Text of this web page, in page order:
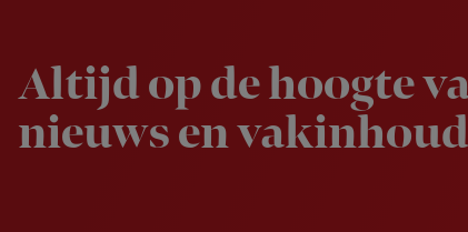
Altijd op de hoogte
nieuws en